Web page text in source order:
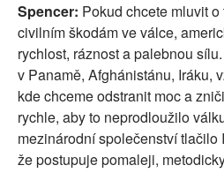
Spencer: Pokud chcete mluvit
civilním škodám ve válce,
rychlost, ráznost a palebnou
v Panamě, Afghánistánu, Iráku,
kde chceme odstranit moc a
rychle, aby to neprodloužilo
mezinárodní společenství tlačilo
že postupuje pomaleji,